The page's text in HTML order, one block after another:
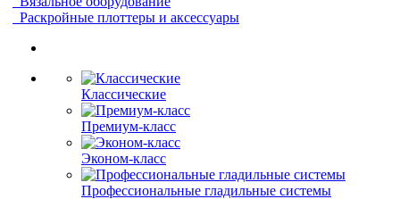
Раскройные плоттеры и аксессуары
Классические
Премиум-класс
Эконом-класс
Профессиональные гладильные системы